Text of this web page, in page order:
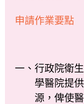
申請作業要點
一、行政院衛
學醫院提
源，俾使